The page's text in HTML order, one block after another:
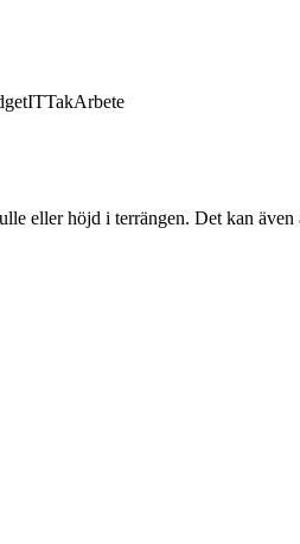
ITTakArbete
eller höjd i terrängen. Det kan även